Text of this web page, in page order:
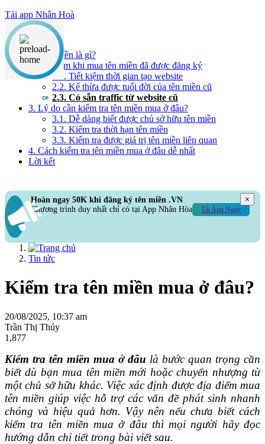
Tải app Nhân Hoà
Nội dung chính
1. Tên miền là gì?
2. Ưu điểm khi mua tên miền đã được đăng ký
2.1. Tiết kiệm thời gian tạo website
2.2. Kế thừa được tuổi đời của tên miền cũ
2.3. Có sẵn traffic từ website cũ
3. Lý do cần kiểm tra tên miền mua ở đâu?
3.1. Dễ dàng biết được chủ sở hữu tên miền
3.2. Kiểm tra thời hạn tên miền
3.3. Kiểm tra được giá trị tên miền liên quan
4. Cách kiểm tra tên miền mua ở đâu dễ nhất
Lời kết
Hoàn ngay 50K khi đăng ký tên miền .VN
Chương trình duy nhất chỉ có tại App Nhân Hòa
Tải App Ngay
×
Tin tức
Kiểm tra tên miền mua ở đâu?
20/08/2025, 10:37 am
Trần Thị Thúy
1,877
Kiểm tra tên miền mua ở đâu là bước quan trọng cần
biết dù bạn mua tên miền mới hoặc chuyển nhượng từ
một chủ sở hữu khác. Việc xác định được địa điểm mua
tên miền giúp việc hỗ trợ các vấn đề phát sinh nhanh
chóng và hiệu quả hơn. Vậy nên nếu chưa biết cách
kiểm tra tên miền mua ở đâu thì mọi người hãy đọc
hướng dẫn chi tiết trong bài viết sau.